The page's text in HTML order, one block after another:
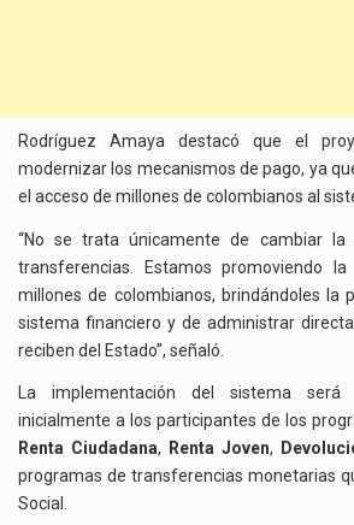
Rodríguez Amaya destacó que el
modernizar los mecanismos de pago, ya
el acceso de millones de colombianos al
“No se trata únicamente de cambiar
transferencias. Estamos promoviendo
millones de colombianos, brindándoles la
sistema financiero y de administrar
reciben del Estado”, señaló.
La implementación del sistema será
inicialmente a los participantes de los
Renta Ciudadana, Renta Joven,
programas de transferencias monetarias
Social.